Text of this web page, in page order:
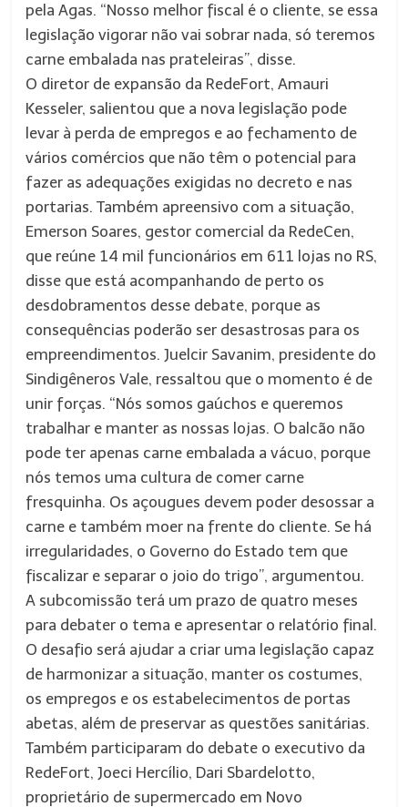
pela Agas. “Nosso melhor fiscal é o cliente, se essa
legislação vigorar não vai sobrar nada, só teremos
carne embalada nas prateleiras”, disse.
O diretor de expansão da RedeFort, Amauri
Kesseler, salientou que a nova legislação pode
levar à perda de empregos e ao fechamento de
vários comércios que não têm o potencial para
fazer as adequações exigidas no decreto e nas
portarias. Também apreensivo com a situação,
Emerson Soares, gestor comercial da RedeCen,
que reúne 14 mil funcionários em 611 lojas no RS,
disse que está acompanhando de perto os
desdobramentos desse debate, porque as
consequências poderão ser desastrosas para os
empreendimentos. Juelcir Savanim, presidente do
Sindigêneros Vale, ressaltou que o momento é de
unir forças. “Nós somos gaúchos e queremos
trabalhar e manter as nossas lojas. O balcão não
pode ter apenas carne embalada a vácuo, porque
nós temos uma cultura de comer carne
fresquinha. Os açougues devem poder desossar a
carne e também moer na frente do cliente. Se há
irregularidades, o Governo do Estado tem que
fiscalizar e separar o joio do trigo”, argumentou.
A subcomissão terá um prazo de quatro meses
para debater o tema e apresentar o relatório final.
O desafio será ajudar a criar uma legislação capaz
de harmonizar a situação, manter os costumes,
os empregos e os estabelecimentos de portas
abetas, além de preservar as questões sanitárias.
Também participaram do debate o executivo da
RedeFort, Joeci Hercílio, Dari Sbardelotto,
proprietário de supermercado em Novo